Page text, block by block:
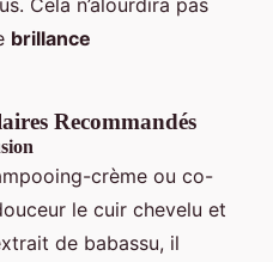
brillance
Recommandés
crème ou co-
le cuir chevelu et
de babassu, il